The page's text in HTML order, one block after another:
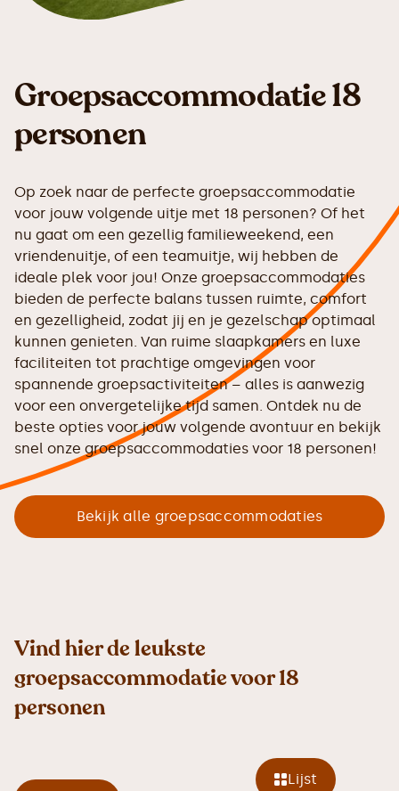
Groepsaccommodatie 18
personen
Op zoek naar de perfecte groepsaccommodatie
voor jouw volgende uitje met 18 personen? Of het
nu gaat om een gezellig familieweekend, een
vriendenuitje, of een teamuitje, wij hebben de
ideale plek voor jou! Onze groepsaccommodaties
bieden de perfecte balans tussen ruimte, comfort
en gezelligheid, zodat jij en je gezelschap optimaal
kunnen genieten. Van ruime slaapkamers en luxe
faciliteiten tot prachtige omgevingen voor
spannende groepsactiviteiten – alles is aanwezig
voor een onvergetelijke tijd samen. Ontdek nu de
beste opties voor jouw volgende avontuur en bekijk
snel onze groepsaccommodaties voor 18 personen!
Bekijk alle groepsaccommodaties
Vind hier de leukste
groepsaccommodatie voor 18
personen
Lijst